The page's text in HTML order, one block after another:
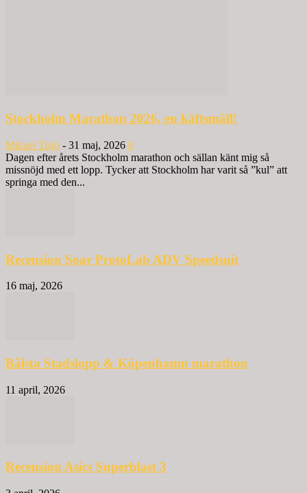
Stockholm Marathon 2026, en käftsmäll!
Mikael Tisjö - 31 maj, 2026 0
Dagen efter årets Stockholm marathon och sällan känt mig så
missnöjd med ett lopp. Tycker att Stockholm har varit så ”kul” att
springa med den...
Recension Soar ProtoLab ADV Speedsuit
16 maj, 2026
Bålsta Stadslopp & Köpenhamn marathon
11 april, 2026
Recension Asics Superblast 3